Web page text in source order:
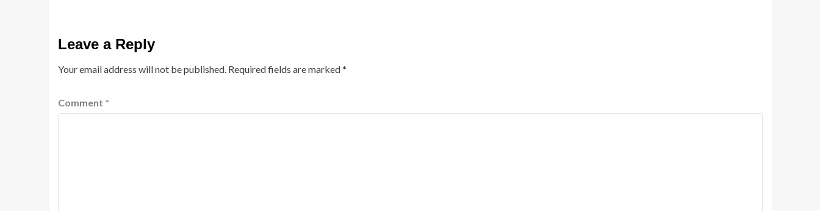
Leave a Reply
Your email address will not be published. Required fields are marked*
Comment *